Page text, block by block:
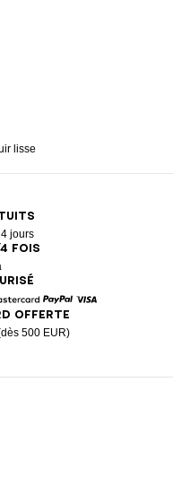
lisse
jours
FOIS
MastercardPaypal
OFFERTE
500 EUR)